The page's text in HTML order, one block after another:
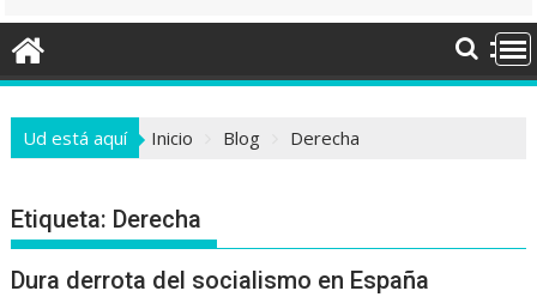
Ud está aquí Inicio Blog Derecha
Etiqueta: Derecha
Dura derrota del socialismo en España